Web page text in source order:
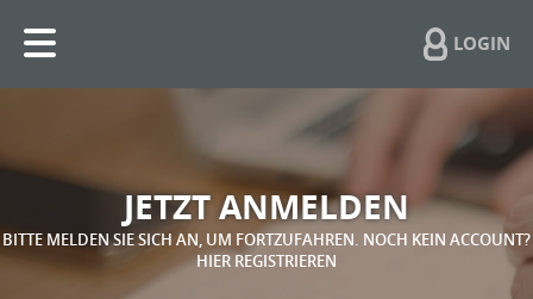
LOGIN
JETZT ANMELDEN
BITTE MELDEN SIE SICH AN, UM FORTZUFAHREN. NOCH KEIN ACCOUNT?
HIER REGISTRIEREN